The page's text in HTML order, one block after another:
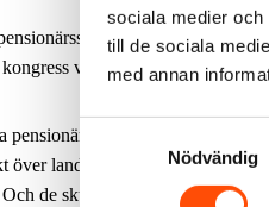
sociala medier
till de sociala
med annan
Samtyckesval
Nödvändig
nu inrättas är
våren 2025.
i en
över landet som Seko-
de skulle i så fall förlora sin